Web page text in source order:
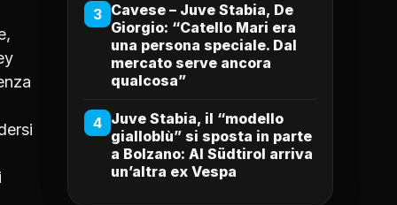
3 Cavese – Juve Stabia, De
Giorgio: “Catello Mari era
una persona speciale. Dal
mercato serve ancora
qualcosa”
4 Juve Stabia, il “modello
gialloblù” si sposta in parte
a Bolzano: Al Südtirol arriva
un’altra ex Vespa